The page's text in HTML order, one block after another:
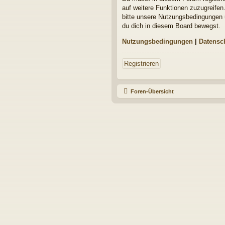
auf weitere Funktionen
bitte unsere
du dich in diesem Board bewegst.
Nutzungsbedingungen |
Registrieren
Foren-Übersicht